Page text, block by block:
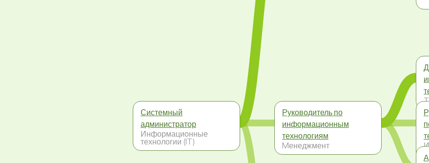
Системный
администратор
Информационные
технологии (IT)
Руководитель по
информационным
технологиям
Mенеджмент